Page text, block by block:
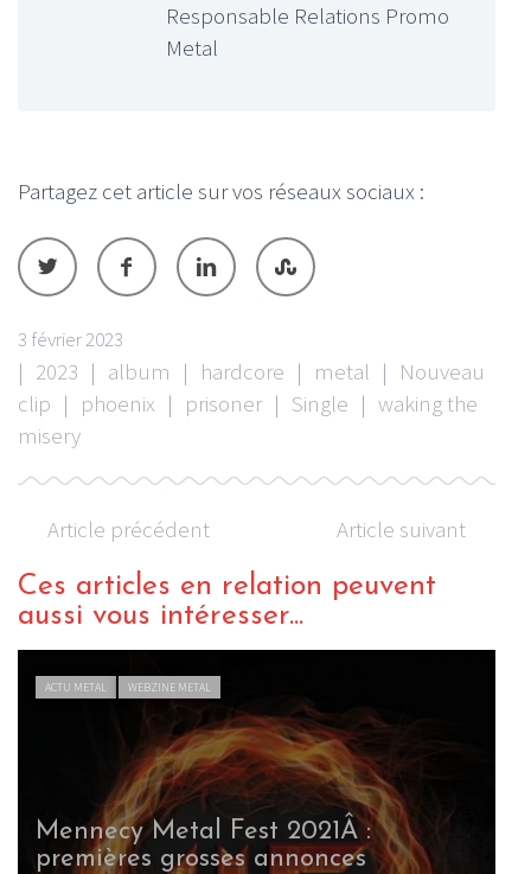
Responsable Relations Promo
Metal
Partagez cet article sur vos réseaux sociaux :
3 février 2023
| 2023 | album | hardcore | metal | Nouveau
clip | phoenix | prisoner | Single | waking the
misery
Article précédent Article suivant
Ces articles en relation peuvent
aussi vous intéresser...
ACTU METAL WEBZINE METAL
Mennecy Metal Fest 2021Â :
premières grosses annonces